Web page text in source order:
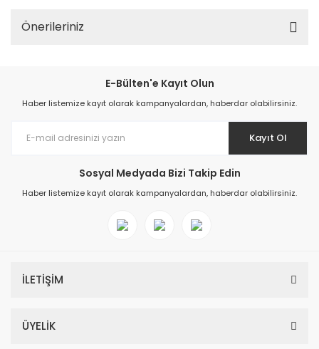
Önerileriniz
E-Bülten'e Kayıt Olun
Haber listemize kayıt olarak kampanyalardan, haberdar olabilirsiniz.
Kayıt Ol
Sosyal Medyada Bizi Takip Edin
Haber listemize kayıt olarak kampanyalardan, haberdar olabilirsiniz.
İLETİŞİM
ÜYELİK